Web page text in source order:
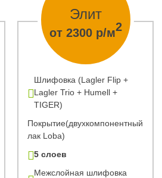
Элит
от 2300 р/м2
Шлифовка (Lagler Flip +
Lagler Trio + Humell +
TIGER)
Покрытие(двухкомпонентный
лак Loba)
5 слоев
Межслойная шлифовка